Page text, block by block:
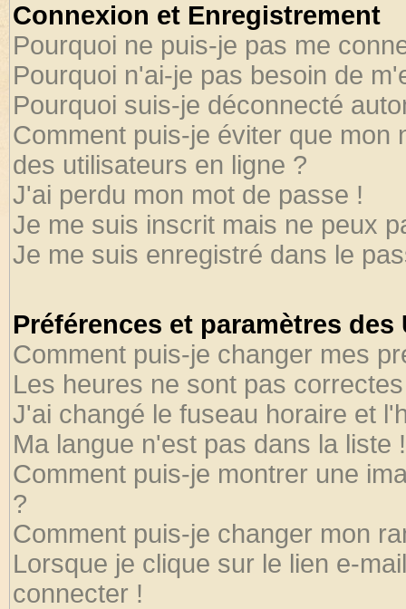
Connexion et Enregistrement
Pourquoi ne puis-je pas me
Pourquoi n'ai-je pas besoin de
Pourquoi suis-je déconnecté
Comment puis-je éviter que mon
des utilisateurs en ligne ?
J'ai perdu mon mot de passe !
Je me suis inscrit mais ne peux
Je me suis enregistré dans le
Préférences et paramètres
Comment puis-je changer mes
Les heures ne sont pas
J'ai changé le fuseau horaire et
Ma langue n'est pas dans la liste !
Comment puis-je montrer une
?
Comment puis-je changer mon
Lorsque je clique sur le lien e-
connecter !